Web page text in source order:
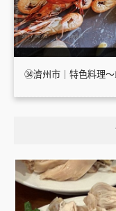
㉞濟州市｜特色料理